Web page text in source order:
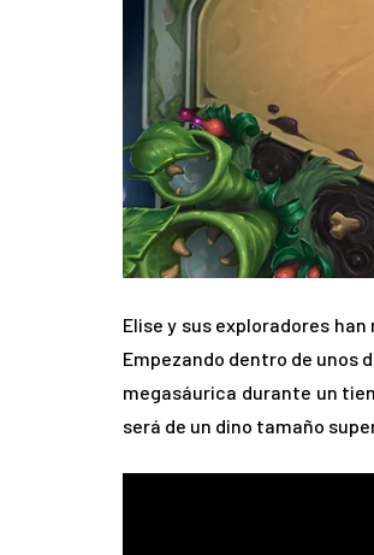
Elise y sus exploradores
Empezando dentro de unos
megasáurica durante un
será de un dino tamaño